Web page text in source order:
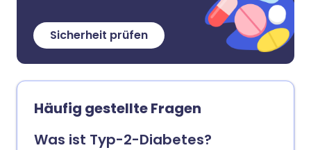
Sicherheit prüfen
Häufig gestellte Fragen
Was ist Typ-2-Diabetes?